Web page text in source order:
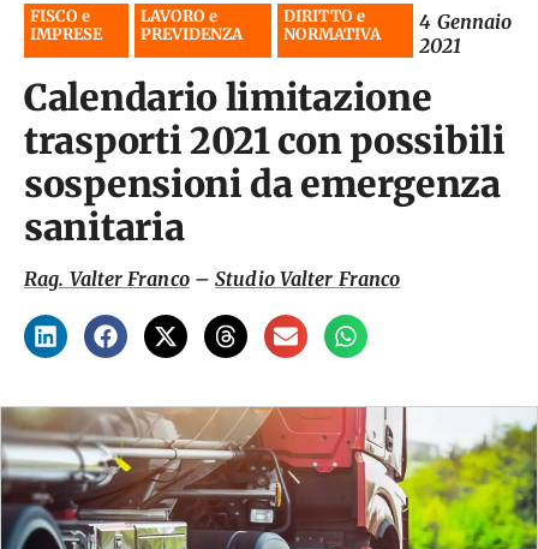
FISCO e
IMPRESE
LAVORO e
PREVIDENZA
DIRITTO e
NORMATIVA
4 Gennaio
2021
Calendario limitazione
trasporti 2021 con possibili
sospensioni da emergenza
sanitaria
Rag. Valter Franco–Studio Valter Franco